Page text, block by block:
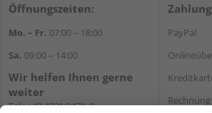
Öffnungszeiten:
Mo. – Fr. 07:00 – 18:00
Sa. 09:00 – 14:00
Wir helfen Ihnen gerne
weiter
Tel.:+49 4321 9471-0
PayPal